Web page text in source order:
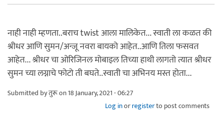
नाही नाही म्हणता..बराच twist आला मालिकेत... स्वाती ला कळत की
श्रीधर आणि सुमन/अन्जू नवरा बायको आहेत..आणि तिला फसवत
आहेत... श्रीधर चा ओरिजिनल मोबाइल तिच्या हाथी लागतो त्यात श्रीधर
सुमन च्या लग्नाचे फोटो ती बघते..स्वाती चा अभिनय मस्त होता...
Submitted byतुरूon 18 January, 2021 - 06:27
Log inorregisterto post comments